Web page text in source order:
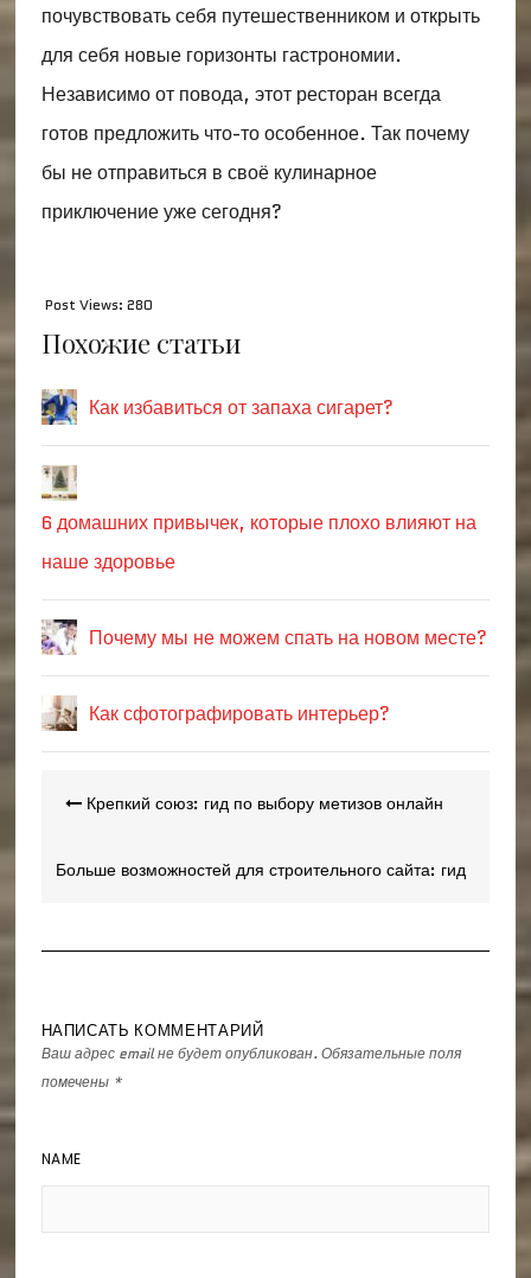
почувствовать себя путешественником и открыть
для себя новые горизонты гастрономии.
Независимо от повода, этот ресторан всегда
готов предложить что-то особенное. Так почему
бы не отправиться в своё кулинарное
приключение уже сегодня?
Post Views: 280
Похожие статьи
Как избавиться от запаха сигарет?
6 домашних привычек, которые плохо влияют на
наше здоровье
Почему мы не можем спать на новом месте?
Как сфотографировать интерьер?
Навигация
записям
Крепкий союз: гид по выбору метизов онлайн
Больше возможностей для строительного сайта: гид
НАПИСАТЬ КОММЕНТАРИЙ
Ваш адрес email не будет опубликован. Обязательные поля
помечены *
NAME